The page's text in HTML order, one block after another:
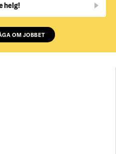
helg!
OM JOBBET